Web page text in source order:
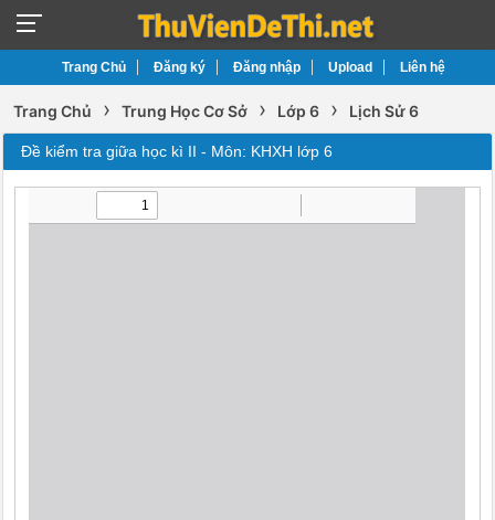
Trang Chủ Đăng ký Đăng nhập Upload Liên hệ
Trang Chủ › Trung Học Cơ Sở › Lớp 6 › Lịch Sử 6
Đề kiểm tra giữa học kì II - Môn: KHXH lớp 6